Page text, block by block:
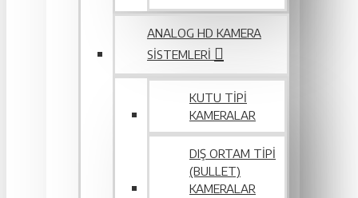
ANALOG HD KAMERA
SISTEMLERI
KUTU TIPI
KAMERALAR
DIŞ ORTAM TIPI
(BULLET)
KAMERALAR